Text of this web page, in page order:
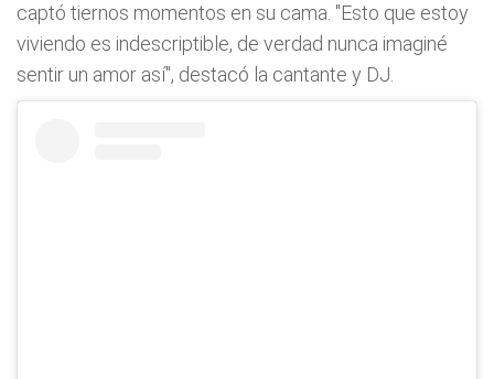
captó tiernos momentos en su cama. "Esto que estoy
viviendo es indescriptible, de verdad nunca imaginé
sentir un amor así", destacó la cantante y DJ.